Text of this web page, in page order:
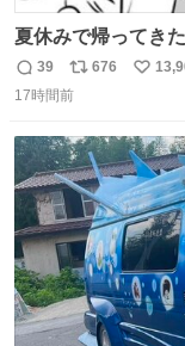
夏休みで帰ってき
コマ漫画 #Web漫
返
信
39
リ
ポ
ト
数
676
い
数
17時間前